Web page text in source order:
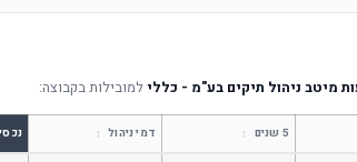
מיטב ניהול תיקים בע"מ - כללילמובילות בקבוצה:
5 שנים ↕ דמי ניהול ↕